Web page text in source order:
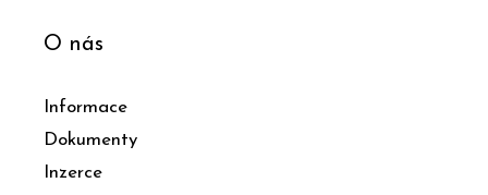
O nás
Informace
Dokumenty
Inzerce